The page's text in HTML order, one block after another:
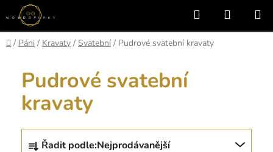
Přejít
na
obsah
Hledat
KOŠÍK
Domů
/ Páni / Kravaty / Svatební / Pudrové svatební kravaty
Pudrové svatební
kravaty
Ř
Řadit podle:Nejprodávanější